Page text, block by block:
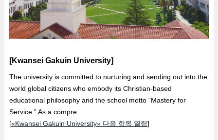
[Kwansei Gakuin University]
The university is committed to nurturing and sending out into the
world global citizens who embody its Christian-based
educational philosophy and the school motto “Mastery for
Service.” As a compre...
[«Kwansei Gakuin University» 다음 항목 열람]